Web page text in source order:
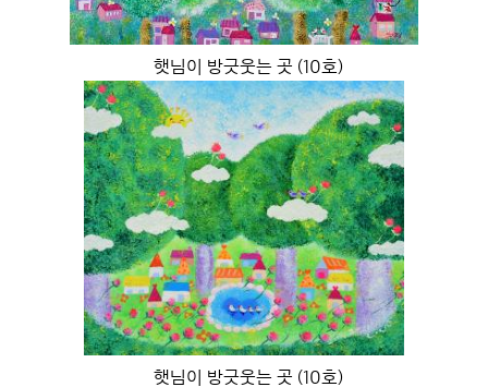
햇님이 방긋웃는 곳 (10호)
햇님이 방긋웃는 곳 (10호)